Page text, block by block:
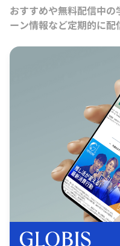
おすすめや無料配信中
ーン情報など定期的に配